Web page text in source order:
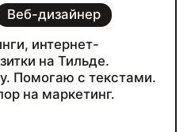
Веб-дизайнер
интернет-
на Тильде.
Помогаю с текстами.
на маркетинг.